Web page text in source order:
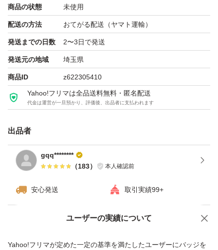
商品の状態 未使用
配送の方法 おてがる配送（ヤマト運輸）
発送までの日数 2〜3日で発送
発送元の地域 埼玉県
商品ID z622305410
Yahoo!フリマは全品送料無料・匿名配送
代金は運営が一旦預かり、評価後、出品者に支払われます
出品者
gqq********
（183） 本人確認前
安心発送 取引実績99+
ユーザーの実績について
Yahoo!フリマが定めた一定の基準を満たしたユーザーにバッジを
価格の相談 商品への質問